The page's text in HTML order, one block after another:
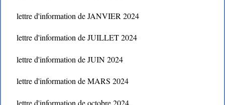
lettre d'information de JANVIER 2024
lettre d'information de JUILLET 2024
lettre d'information de JUIN 2024
lettre d'information de MARS 2024
lettre d'information de octobre 2024